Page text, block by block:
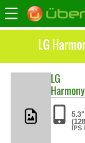
LG
LG
Harmony
5.3"
IPS